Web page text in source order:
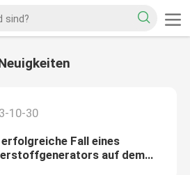
10-30
erfolgreiche Fall eines
auf dem